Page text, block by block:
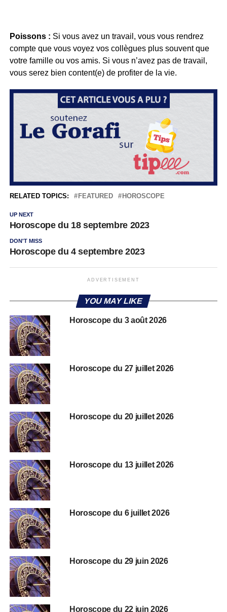
Poissons : Si vous avez un travail, vous vous rendrez
compte que vous voyez vos collègues plus souvent que
votre famille ou vos amis. Si vous n’avez pas de travail,
vous serez bien content(e) de profiter de la vie.
RELATED TOPICS: FEATURED HOROSCOPE
UP NEXT
Horoscope du 18 septembre 2023
DON'T MISS
Horoscope du 4 septembre 2023
ADVERTISEMENT
YOU MAY LIKE
Horoscope du 3 août 2026
Horoscope du 27 juillet 2026
Horoscope du 20 juillet 2026
Horoscope du 13 juillet 2026
Horoscope du 6 juillet 2026
Horoscope du 29 juin 2026
Horoscope du 22 juin 2026